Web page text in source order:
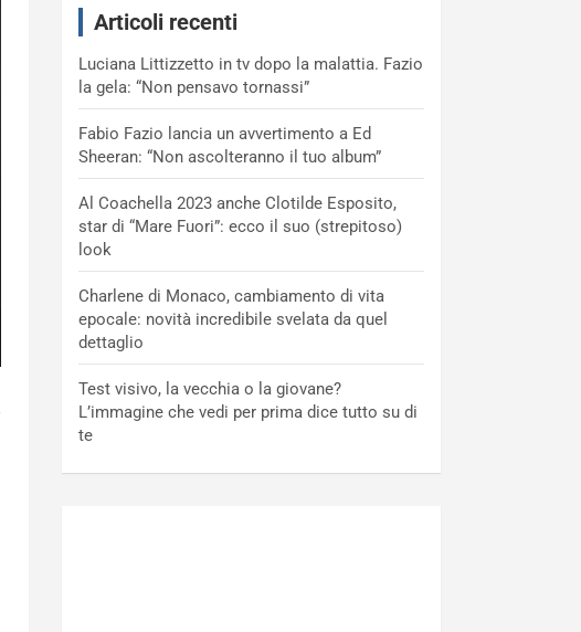
Articoli recenti
Luciana Littizzetto in tv dopo la malattia. Fazio
la gela: “Non pensavo tornassi”
Fabio Fazio lancia un avvertimento a Ed
Sheeran: “Non ascolteranno il tuo album”
Al Coachella 2023 anche Clotilde Esposito,
star di “Mare Fuori”: ecco il suo (strepitoso)
look
Charlene di Monaco, cambiamento di vita
epocale: novità incredibile svelata da quel
dettaglio
Test visivo, la vecchia o la giovane?
L’immagine che vedi per prima dice tutto su di
te